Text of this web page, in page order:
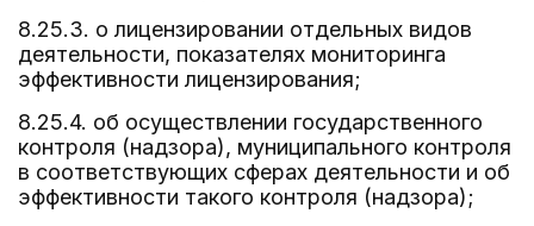
8.25.3. о лицензировании отдельных видов
деятельности, показателях мониторинга
эффективности лицензирования;
8.25.4. об осуществлении государственного
контроля (надзора), муниципального контроля
в соответствующих сферах деятельности и об
эффективности такого контроля (надзора);